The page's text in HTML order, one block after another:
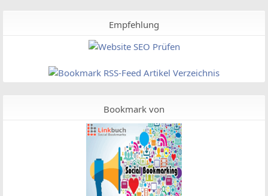
Empfehlung
Bookmark von